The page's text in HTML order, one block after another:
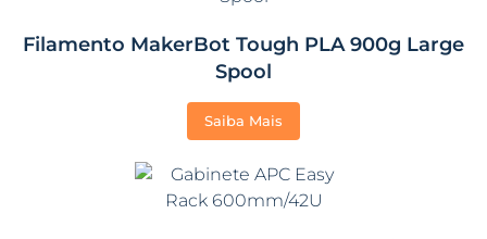
Filamento MakerBot Tough PLA 900g Large
Spool
Saiba Mais